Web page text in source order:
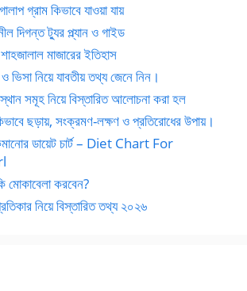
গ্রাম কিভাবে যাওয়া যায়
দিগন্ত ট্যুর প্ল্যান ও গাইড
মাজারের ইতিহাস
ভিসা নিয়ে যাবতীয় তথ্য জেনে নিন।
স্থান সমূহ নিয়ে বিস্তারিত আলোচনা করা হল
ছড়ায়, সংক্রমণ-লক্ষণ ও প্রতিরোধের উপায়।
ডায়েট চার্ট – Diet Chart For
মোকাবেলা করবেন?
নিয়ে বিস্তারিত তথ্য ২০২৬